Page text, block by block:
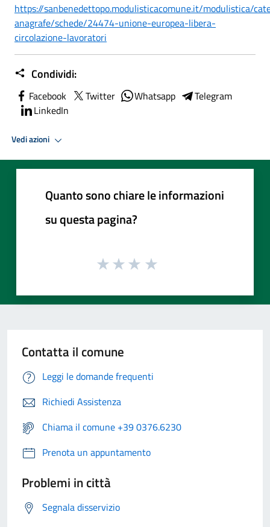
https://sanbenedettopo.modulisticacomune.it/modulistica/
anagrafe/schede/24474-unione-europea-libera-
circolazione-lavoratori
Condividi:
Facebook Twitter Whatsapp
Telegram
LinkedIn
Vedi azioni
Quanto sono chiare le informazioni
su questa pagina?
Contatta il comune
Leggi le domande frequenti
Richiedi Assistenza
Chiama il comune +39 0376.6230
Prenota un appuntamento
Problemi in città
Segnala disservizio